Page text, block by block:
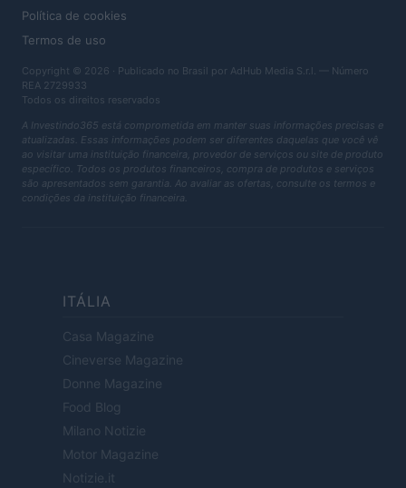
Política de cookies
Termos de uso
Copyright © 2026 · Publicado no Brasil por AdHub Media S.r.l. — Número
REA 2729933
Todos os direitos reservados
A Investindo365 está comprometida em manter suas informações precisas e
atualizadas. Essas informações podem ser diferentes daquelas que você vê
ao visitar uma instituição financeira, provedor de serviços ou site de produto
específico. Todos os produtos financeiros, compra de produtos e serviços
são apresentados sem garantia. Ao avaliar as ofertas, consulte os termos e
condições da instituição financeira.
ITÁLIA
Casa Magazine
Cineverse Magazine
Donne Magazine
Food Blog
Milano Notizie
Motor Magazine
Notizie.it